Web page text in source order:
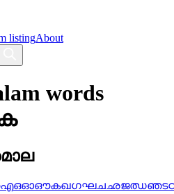
listingAbout
words
ഒഓഔകഖഗഘചഛജഝഞട